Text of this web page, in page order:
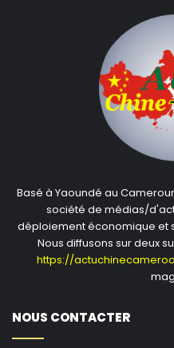
Basé à Yaoundé au
société de médias/
déploiement économique et
Nous diffusons sur deux
https://
NOUS CONTACTER